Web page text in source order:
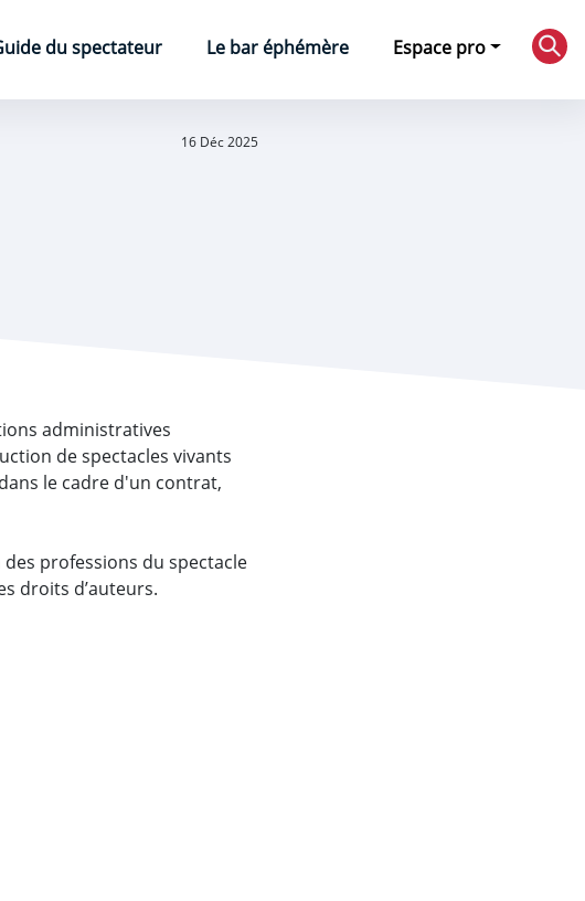
du spectateur Le bar éphémère
Espace pro
16 Déc 2025
administratives
de spectacles vivants
le cadre d'un contrat,
professions du spectacle
droits d’auteurs.